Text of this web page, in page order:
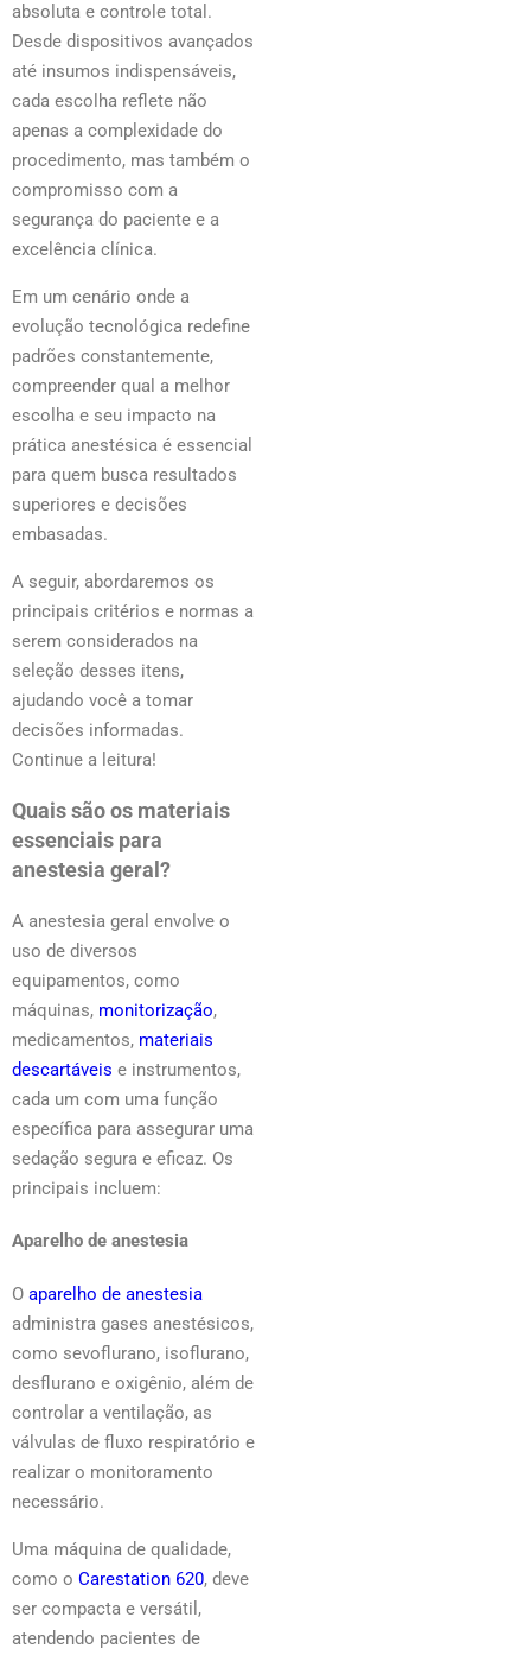
absoluta e controle total.
Desde dispositivos avançados
até insumos indispensáveis,
cada escolha reflete não
apenas a complexidade do
procedimento, mas também o
compromisso com a
segurança do paciente e a
excelência clínica.
Em um cenário onde a
evolução tecnológica redefine
padrões constantemente,
compreender qual a melhor
escolha e seu impacto na
prática anestésica é essencial
para quem busca resultados
superiores e decisões
embasadas.
A seguir, abordaremos os
principais critérios e normas a
serem considerados na
seleção desses itens,
ajudando você a tomar
decisões informadas.
Continue a leitura!
Quais são os materiais
essenciais para
anestesia geral?
A anestesia geral envolve o
uso de diversos
equipamentos, como
máquinas, monitorização,
medicamentos, materiais
descartáveis e instrumentos,
cada um com uma função
específica para assegurar uma
sedação segura e eficaz. Os
principais incluem:
Aparelho de anestesia
O aparelho de anestesia
administra gases anestésicos,
como sevoflurano, isoflurano,
desflurano e oxigênio, além de
controlar a ventilação, as
válvulas de fluxo respiratório e
realizar o monitoramento
necessário.
Uma máquina de qualidade,
como o Carestation 620, deve
ser compacta e versátil,
atendendo pacientes de